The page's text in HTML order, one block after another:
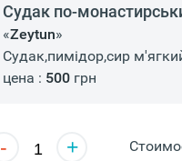
Судак по-
«Zeytun»
Судак,пимідор,сир
цена : 500грн
- +